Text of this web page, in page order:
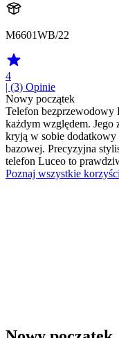
M6601WB/22
4
| (3) Opinie
Nowy początek
Telefon bezprzewodowy
każdym względem. Jego
kryją w sobie
bazowej. Precyzyjna
telefon Luceo to
Poznaj wszystkie korzyści